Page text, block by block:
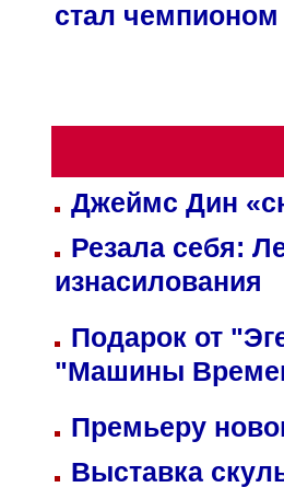
стал
Джеймс Дин
Резала себя:
изнасилования
Подарок от
"Машины
Премьеру
Выставка